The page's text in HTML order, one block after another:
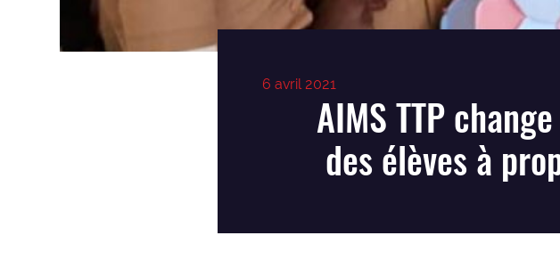
6 avril 2021
AIMS TTP
des élèves à